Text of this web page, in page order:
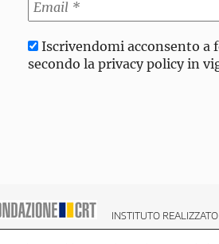
Iscrivendomi acconsento a
secondo la privacy policy in
INSTITUTO